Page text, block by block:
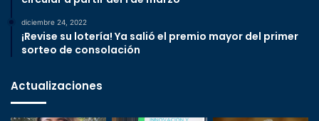
diciembre 24, 2022
¡Revise su lotería! Ya salió el premio mayor del primer
sorteo de consolación
Actualizaciones